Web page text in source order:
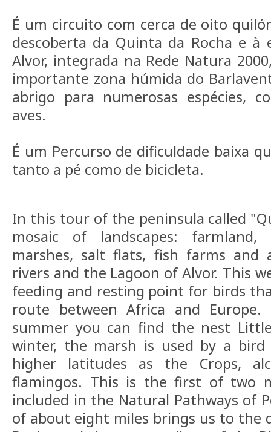
É um circuito com cerca de oito
descoberta da Quinta da Rocha e à
Alvor, integrada na Rede Natura
importante zona húmida do
abrigo para numerosas espécies,
aves.
É um Percurso de dificuldade baixa
tanto a pé como de bicicleta.
In this tour of the peninsula called
mosaic of landscapes: farmland,
marshes, salt flats, fish farms and
rivers and the Lagoon of Alvor. This
feeding and resting point for birds
route between Africa and
summer you can find the nest
winter, the marsh is used by a
higher latitudes as the Crops,
flamingos. This is the first of two
included in the Natural Pathways of
of about eight miles brings us to the